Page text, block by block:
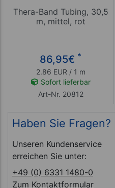
Thera-Band Tubing, 30,5
m, mittel, rot
86,95€ *
2.86 EUR / 1 m
Sofort lieferbar
Art-Nr. 20812
Haben Sie Fragen?
Unseren Kundenservice
erreichen Sie unter:
+49 (0) 6331 1480-0
Zum Kontaktformular